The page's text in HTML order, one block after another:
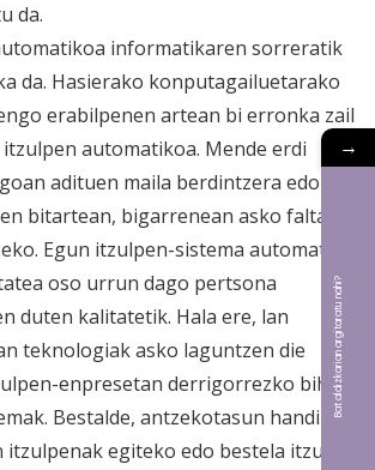
da.
informatikaren sorreratik
da. Hasierako konputagailuetarako
erabilpenen artean bi erronka zail
itzulpen automatikoa. Mende erdi
adituen maila berdintzera edo
bitartean, bigarrenean asko falta da
Egun itzulpen-sistema automatikoek
oso urrun dago pertsona
duten kalitatetik. Hala ere, lan
teknologiak asko laguntzen die
enpresetan derrigorrezko bihurtu
Bestalde, antzekotasun handiko
egiteko edo bestela itzuliko
→
Bat aldizkarian argitaratu nahi?